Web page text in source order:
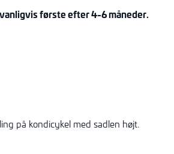
første efter4-6 måneder.
på kondicykel med sadlen højt.